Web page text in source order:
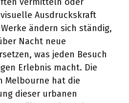
Ausdruckskraft
ändern sich ständig,
Nacht neue
was jeden Besuch
Erlebnis macht. Die
Melbourne hat die
dieser urbanen